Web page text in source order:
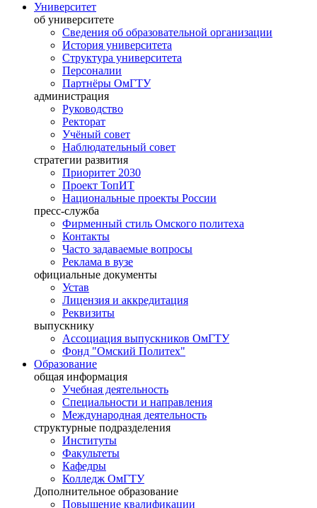
Университет
об университете
Сведения об образовательной организации
История университета
Структура университета
Персоналии
Партнёры ОмГТУ
администрация
Руководство
Ректорат
Учёный совет
Наблюдательный совет
стратегии развития
Приоритет 2030
Проект ТопИТ
Национальные проекты России
пресс-служба
Фирменный стиль Омского политеха
Контакты
Часто задаваемые вопросы
Реклама в вузе
официальные документы
Устав
Лицензия и аккредитация
Реквизиты
выпускнику
Ассоциация выпускников ОмГТУ
Фонд "Омский Политех"
Образование
общая информация
Учебная деятельность
Специальности и направления
Международная деятельность
структурные подразделения
Институты
Факультеты
Кафедры
Колледж ОмГТУ
Дополнительное образование
Повышение квалификации